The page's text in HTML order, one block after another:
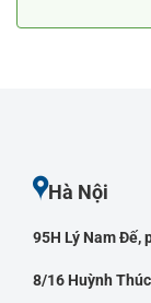
Hà Nội
95H Lý Nam Đế,
8/16 Huỳnh